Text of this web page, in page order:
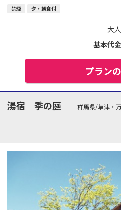
禁煙 夕・朝食付
大
基本代
プラン
湯宿 季の庭
群馬県/草津・